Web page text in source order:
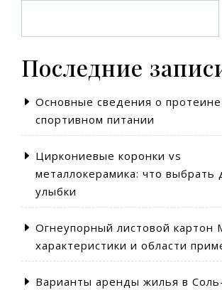
Последние
Основные сведения о протеине
спортивном питании
Циркониевые коронки vs
металлокерамика: что выбрать
улыбки
Огнеупорный листовой картон
характеристики и области
Варианты аренды жилья в